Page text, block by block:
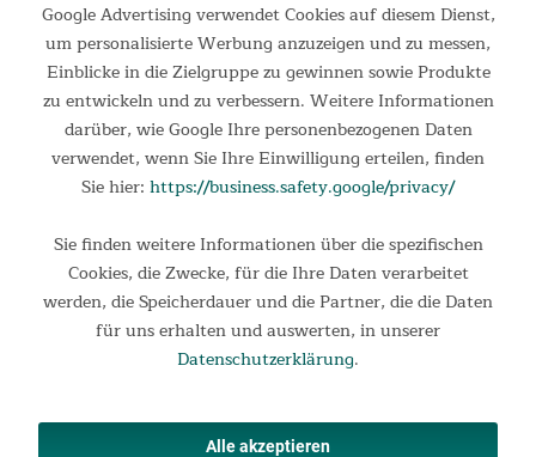
Informationen
Google Advertising verwendet Cookies auf diesem Dienst,
um personalisierte Werbung anzuzeigen und zu messen,
Einblicke in die Zielgruppe zu gewinnen sowie Produkte
zu entwickeln und zu verbessern. Weitere Informationen
darüber, wie Google Ihre personenbezogenen Daten
verwendet, wenn Sie Ihre Einwilligung erteilen, finden
Sie hier: https://business.safety.google/privacy/
Sie finden weitere Informationen über die spezifischen
Cookies, die Zwecke, für die Ihre Daten verarbeitet
werden, die Speicherdauer und die Partner, die die Daten
für uns erhalten und auswerten, in unserer
Datenschutzerklärung.
Alle akzeptieren